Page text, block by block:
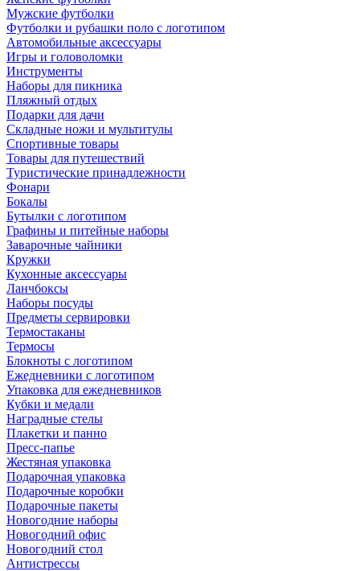
Мужские футболки
Футболки и рубашки поло с логотипом
Автомобильные аксессуары
Игры и головоломки
Инструменты
Наборы для пикника
Пляжный отдых
Подарки для дачи
Складные ножи и мультитулы
Спортивные товары
Товары для путешествий
Туристические принадлежности
Фонари
Бокалы
Бутылки с логотипом
Графины и питейные наборы
Заварочные чайники
Кружки
Кухонные аксессуары
Ланчбоксы
Наборы посуды
Предметы сервировки
Термостаканы
Термосы
Блокноты с логотипом
Ежедневники с логотипом
Упаковка для ежедневников
Кубки и медали
Наградные стелы
Плакетки и панно
Пресс-папье
Жестяная упаковка
Подарочная упаковка
Подарочные коробки
Подарочные пакеты
Новогодние наборы
Новогодний офис
Новогодний стол
Антистрессы